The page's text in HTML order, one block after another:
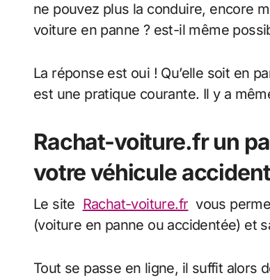
ne pouvez plus la conduire, encore
voiture en panne ? est-il même
La réponse est oui ! Qu’elle soit en
est une pratique courante. Il y a
Rachat-voiture.fr un
votre véhicule
Le site Rachat-voiture.fr vous
(voiture en panne ou accidentée) et
Tout se passe en ligne, il suffit alors